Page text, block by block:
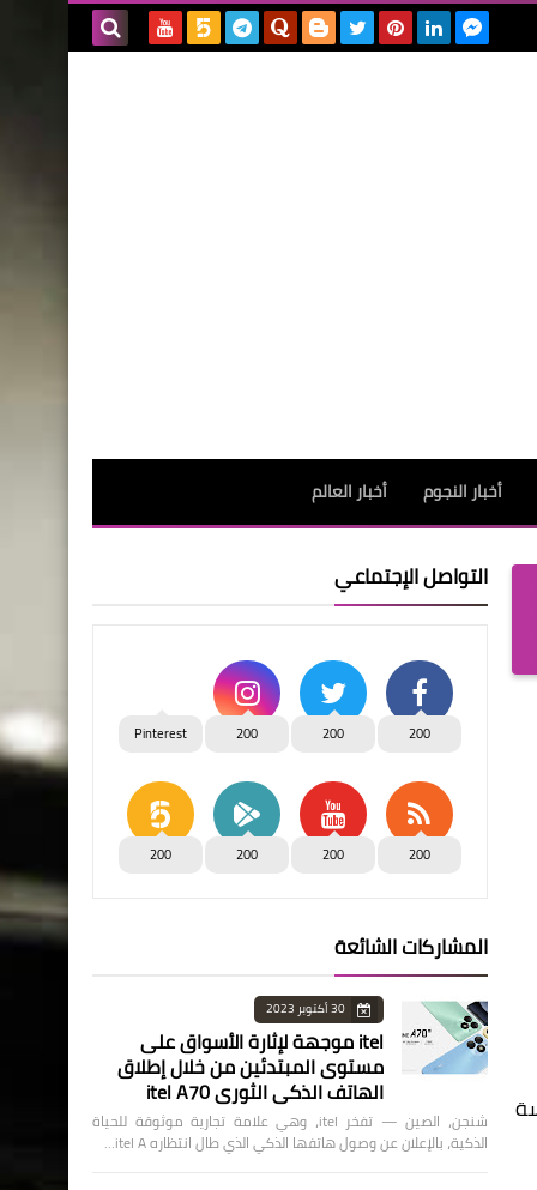
أخبار النجوم أخبار العالم
التواصل الإجتماعي
200
200
200
Pinterest
200
200
200
200
المشاركات الشائعة
30 أكتوبر 2023
itel موجهة لإثارة الأسواق على
مستوى المبتدئين من خلال إطلاق
الهاتف الذكي الثوري itel A70
شنجن، الصين — تفخر itel، وهي علامة تجارية موثوقة للحياة
الذكية، بالإعلان عن وصول هاتفها الذكي الذي طال انتظاره itel A…